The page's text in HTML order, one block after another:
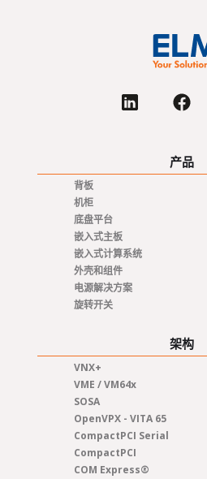
产品
背板
机柜
底盘平台
嵌入式主板
嵌入式计算系统
外壳和组件
电源解决方案
旋转开关
架构
VNX+
VME / VM64x
SOSA
OpenVPX - VITA 65
CompactPCI Serial
CompactPCI
COM Express®